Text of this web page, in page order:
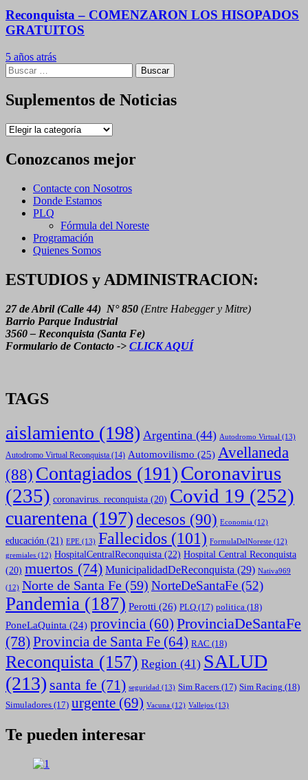
Reconquista – COMENZARON LOS HISOPADOS
GRATUITOS
5 años atrás
Buscar:
Suplementos de Noticias
Suplementos
Noticias
Conozcanos mejor
Contacte con Nosotros
Donde Estamos
PLQ
Fórmula del Noreste
Programación
Quienes Somos
ESTUDIOS y ADMINISTRACION:
27 de Abril (Calle 44) N° 850 (Entre Habegger y Mitre)
Barrio Parque Industrial
3560 – Reconquista (Santa Fe)
Formulario de Contacto -> CLICK AQUÍ
TAGS
aislamiento (198) Argentina (44) Autodromo Virtual (13)
Autodromo Virtual Reconquista (14) Automovilismo (25) Avellaneda
(88) Contagiados (191)Coronavirus
(235) coronavirus. reconquista (20) Covid 19 (252)
cuarentena (197) decesos (90) Economia (12)
educación (21) EPE (13) Fallecidos (101) FormulaDelNoreste (12)
gremiales (12) HospitalCentralReconquista (22) Hospital Central Reconquista
(20) muertos (74) MunicipalidadDeReconquista (29) Nativa969
(12) Norte de Santa Fe (59) NorteDeSantaFe (52)
Pandemia (187) Perotti (26) PLQ (17) politica (18)
PoneLaQuinta (24) provincia (60) ProvinciaDeSantaFe
(78)Provincia de Santa Fe (64) RAC (18)
Reconquista (157) Region (41) SALUD
(213) santa fe (71) seguridad (13) Sim Racers (17) Sim Racing (18)
Simuladores (17) urgente (69) Vacuna (12) Vallejos (13)
Te pueden interesar